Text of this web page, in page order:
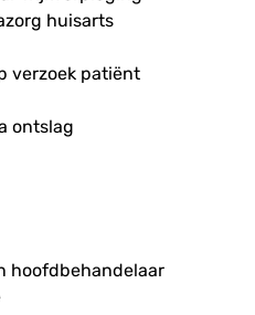
huisarts
verzoek patiënt
ontslag
hoofdbehandelaar